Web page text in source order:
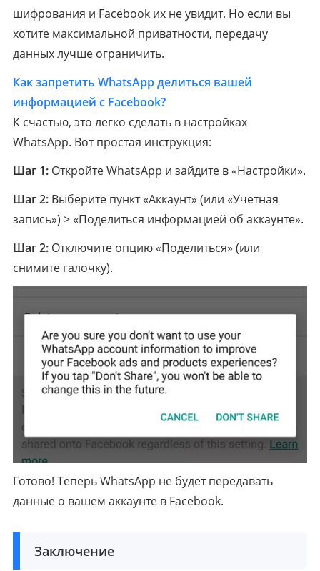
шифрования и Facebook их не увидит. Но если вы
хотите максимальной приватности, передачу
данных лучше ограничить.
Как запретить WhatsApp делиться вашей
информацией с Facebook?
К счастью, это легко сделать в настройках
WhatsApp. Вот простая инструкция:
Шаг 1: Откройте WhatsApp и зайдите в «Настройки».
Шаг 2: Выберите пункт «Аккаунт» (или «Учетная
запись») > «Поделиться информацией об аккаунте».
Шаг 2: Отключите опцию «Поделиться» (или
снимите галочку).
Готово! Теперь WhatsApp не будет передавать
данные о вашем аккаунте в Facebook.
Заключение